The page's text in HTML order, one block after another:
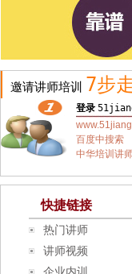
邀请讲师培训 7步
登录
百度中搜索
中华培训讲
快捷链接
热门讲师
讲师视频